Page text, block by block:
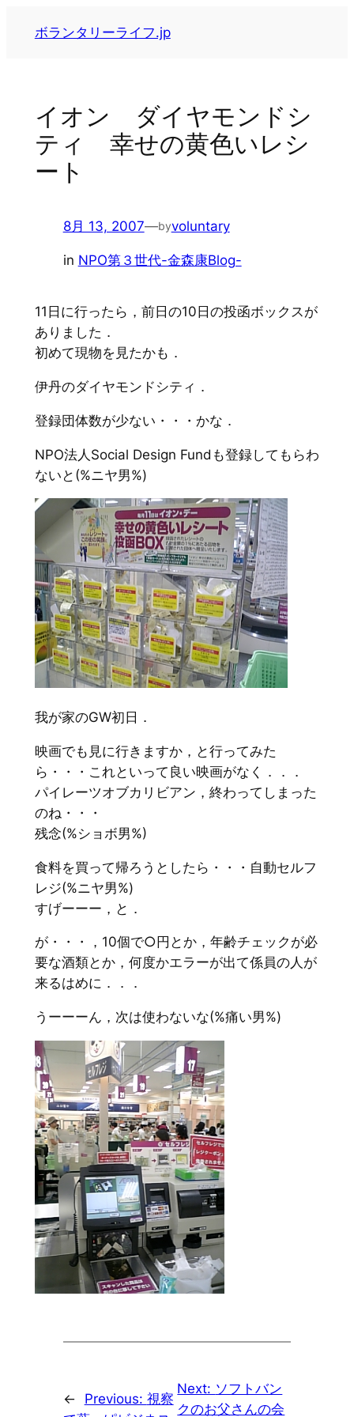
ボランタリーライフ.jp
イオン ダイヤモンドシ
ティ 幸せの黄色いレシ
ート
8月 13, 2007—byvoluntary
in NPO第３世代-金森康Blog-
11日に行ったら，前日の10日の投函ボックスが
ありました．
初めて現物を見たかも．
伊丹のダイヤモンドシティ．
登録団体数が少ない・・・かな．
NPO法人Social Design Fundも登録してもらわ
ないと(%ニヤ男%)
我が家のGW初日．
映画でも見に行きますか，と行ってみた
ら・・・これといって良い映画がなく．．．
パイレーツオブカリビアン，終わってしまった
のね・・・
残念(%ショボ男%)
食料を買って帰ろうとしたら・・・自動セルフ
レジ(%ニヤ男%)
すげーーー，と．
が・・・，10個で○円とか，年齢チェックが必
要な酒類とか，何度かエラーが出て係員の人が
来るはめに．．．
うーーーん，次は使わないな(%痛い男%)
← Previous: 視察
Next: ソフトバン
クのお父さんの会